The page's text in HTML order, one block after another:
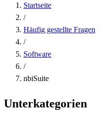
Startseite
/
Häufig gestellte Fragen
/
Software
/
nbiSuite
Unterkategorien